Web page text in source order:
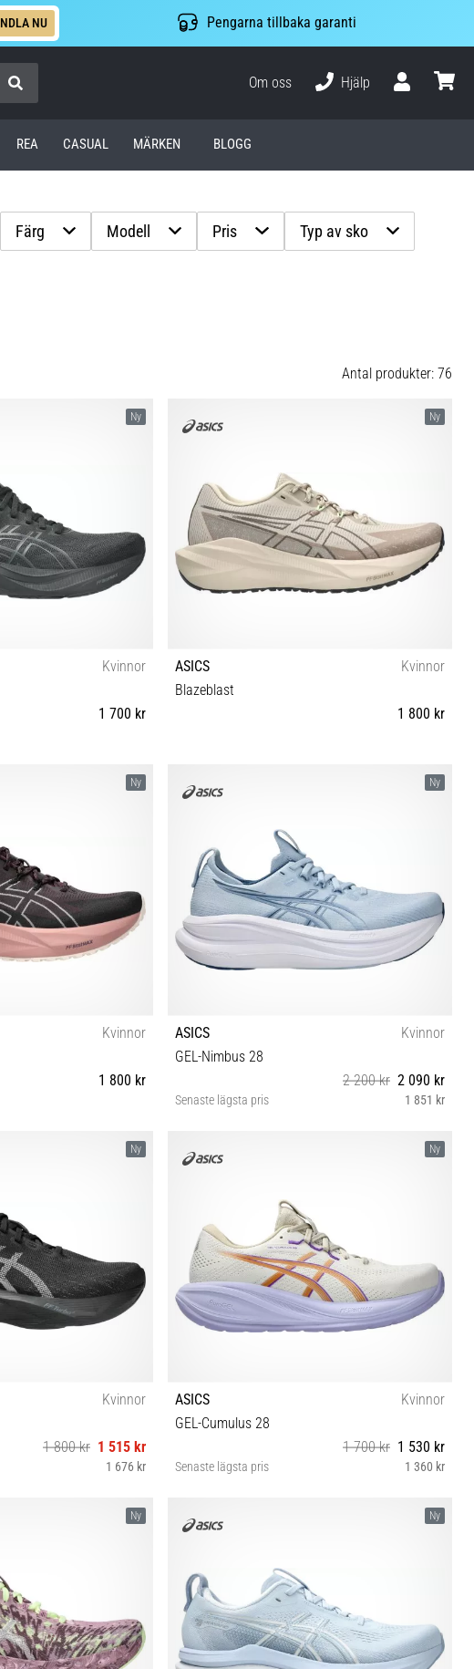
NU Pengarna tillbaka garanti
Om oss
Hjälp
REA CASUAL MÄRKEN BLOGG
Färg Modell Pris Typ av sko
Antal produkter: 76
Ny
Kvinnor
1 700 kr
Ny
ASICS
Kvinnor
Blazeblast
1 800 kr
Ny
Kvinnor
1 800 kr
40 40½ 41½ 42 42½ 43½
Ny
ASICS
Kvinnor
GEL-Nimbus 28
2 200 kr 2 090 kr
Senaste lägsta pris 1 851 kr
Ny
Kvinnor
1 800 kr 1 515 kr
1 676 kr
40 40½ 41½ 42 42½ 43½
Ny
ASICS
Kvinnor
GEL-Cumulus 28
1 700 kr 1 530 kr
Senaste lägsta pris 1 360 kr
Ny Ny